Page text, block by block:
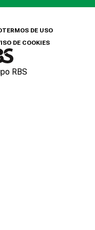
TERMOS DE USO
DE COOKIES
RBS